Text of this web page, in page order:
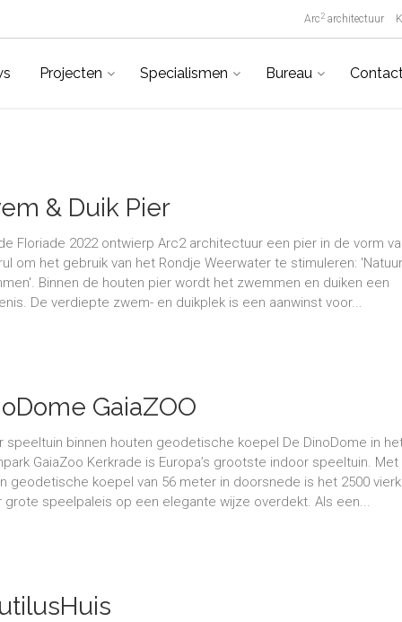
Arc 2 architectuur
Projecten Specialismen Bureau
& Duik Pier
Floriade 2022 ontwierp Arc2 architectuur een pier in de vorm
om het gebruik van het Rondje Weerwater te stimuleren:
Binnen de houten pier wordt het zwemmen en duiken een
De verdiepte zwem- en duikplek is een aanwinst voor...
GaiaZOO
speeltuin binnen houten geodetische koepel De DinoDome in
GaiaZoo Kerkrade is Europa’s grootste indoor speeltuin.
geodetische koepel van 56 meter in doorsnede is het 2500
grote speelpaleis op een elegante wijze overdekt. Als een...